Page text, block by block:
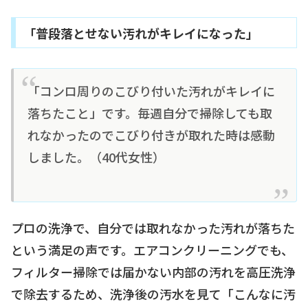
「普段落とせない汚れがキレイになった」
「コンロ周りのこびり付いた汚れがキレイに
落ちたこと」です。毎週自分で掃除しても取
れなかったのでこびり付きが取れた時は感動
しました。（40代女性）
プロの洗浄で、自分では取れなかった汚れが落ちた
という満足の声です。エアコンクリーニングでも、
フィルター掃除では届かない内部の汚れを高圧洗浄
で除去するため、洗浄後の汚水を見て「こんなに汚